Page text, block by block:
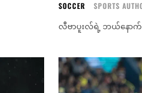
SOCCER SPORTS
လီဗာပူးလ်ရဲ့ ဘယ်နော